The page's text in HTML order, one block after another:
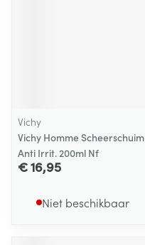
Vichy
Vichy Homme Scheerschuim
Anti Irrit. 200ml Nf
€ 16,95
Niet beschikbaar